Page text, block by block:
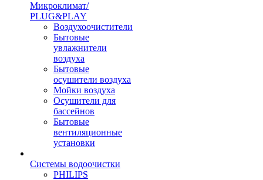
Микроклимат/
PLUG&PLAY
Воздухоочистители
Бытовые
увлажнители
воздуха
Бытовые
осушители воздуха
Мойки воздуха
Осушители для
бассейнов
Бытовые
вентиляционные
установки
Системы водоочистки
PHILIPS